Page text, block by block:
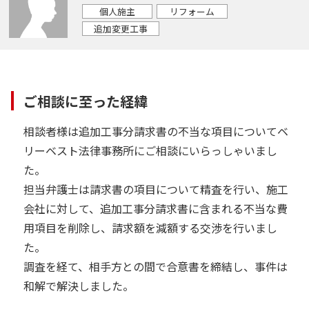
個人施主
リフォーム
追加変更工事
ご相談に至った経緯
相談者様は追加工事分請求書の不当な項目についてベ
リーベスト法律事務所にご相談にいらっしゃいまし
た。
担当弁護士は請求書の項目について精査を行い、施工
会社に対して、追加工事分請求書に含まれる不当な費
用項目を削除し、請求額を減額する交渉を行いまし
た。
調査を経て、相手方との間で合意書を締結し、事件は
和解で解決しました。